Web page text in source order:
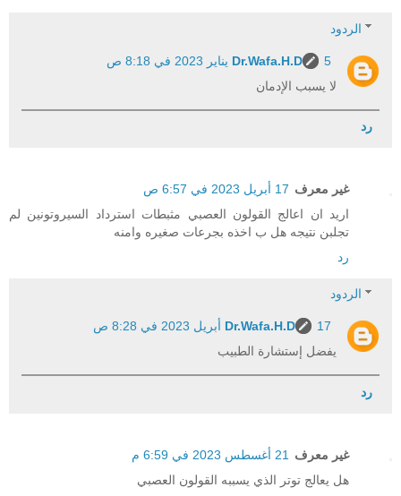
الردود
Dr.Wafa.H.D
5 يناير 2023 في 8:18 ص
لا يسبب الإدمان
رد
غير معرف 17 أبريل 2023 في 6:57 ص
اريد ان اعالج القولون العصبي مثبطات استرداد السيروتونين لم
تجلبن نتيجه هل ب اخذه بجرعات صغيره وامنه
رد
الردود
Dr.Wafa.H.D
17 أبريل 2023 في 8:28 ص
يفضل إستشارة الطبيب
رد
غير معرف
21 أغسطس 2023 في 6:59 م
هل يعالج توتر الذي يسببه القولون العصبي